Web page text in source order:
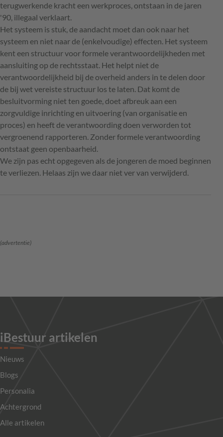
terugwerkende kracht een werkproces, ontstaan in de jaren
'90, illegaal verklaart.
Het systeem is stuk, de aandacht moet dan ook naar het
systeem en niet naar de (enkelvoudige) effecten. Het systeem
kent een structuur voor formele verantwoordelijkheden met
aansluiting op de rechtsstaat. Het helpt niet de
verantwoordelijkheid bij de overheid anders in te delen door
de bij wet vereiste structuur los te laten. Dat komt de
besluitvorming niet ten goede, doet afbreuk aan een
zorgvuldige inrichting en uitvoering (van organisatie en
proces) en heeft de verantwoording doen verworden tot
vergroenend rapporteren. Zonder formele verantwoording
ontstaat geen openbaarheid.
We zijn pas echt opgegeven als de jongeren de moed beginnen
te verliezen. Helaas zijn we daar niet ver van verwijderd.
(advertentie)
iBestuur artikelen
Nieuws
Blogs
Personalia
Achtergrond
Alle artikelen